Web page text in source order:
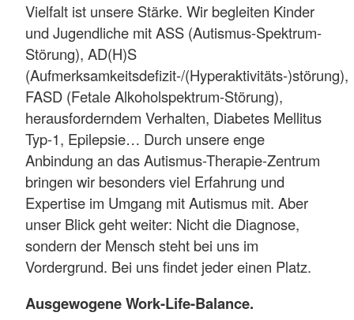
Vielfalt ist unsere Stärke. Wir begleiten Kinder
und Jugendliche mit ASS (Autismus-Spektrum-
Störung), AD(H)S
(Aufmerksamkeitsdefizit-/(Hyperaktivitäts-)störung),
FASD (Fetale Alkoholspektrum-Störung),
herausforderndem Verhalten, Diabetes Mellitus
Typ-1, Epilepsie… Durch unsere enge
Anbindung an das Autismus-Therapie-Zentrum
bringen wir besonders viel Erfahrung und
Expertise im Umgang mit Autismus mit. Aber
unser Blick geht weiter: Nicht die Diagnose,
sondern der Mensch steht bei uns im
Vordergrund. Bei uns findet jeder einen Platz.
Ausgewogene Work-Life-Balance.